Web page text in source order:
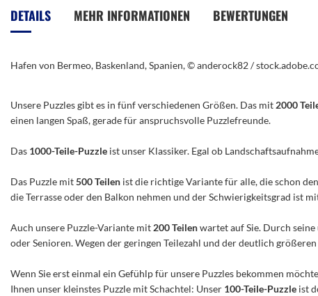
Bildergalerie
springen
DETAILS
Hafen von Bermeo, Baskenland, Spanien, © anderock82 /
MEHR INFORMATIONEN BEWERTUNGEN
Unsere Puzzles gibt es in fünf verschiedenen Größen. Das mit 2000
einen langen Spaß, gerade für anspruchsvolle Puzzlefreunde.
Das 1000-Teile-Puzzle ist unser Klassiker. Egal ob
Das Puzzle mit500 Teilen ist die richtige Variante für alle, die schon
die Terrasse oder den Balkon nehmen und der Schwierigkeitsgrad ist
Auch unsere Puzzle-Variante mit 200 Teilenwartet auf Sie. Durch
oder Senioren. Wegen der geringen Teilezahl und der deutlich
Wenn Sie erst einmal ein Gefühlp für unsere Puzzles bekommen
Ihnen unser kleinstes Puzzle mit Schachtel: Unser 100-Teile-Puzzle ist